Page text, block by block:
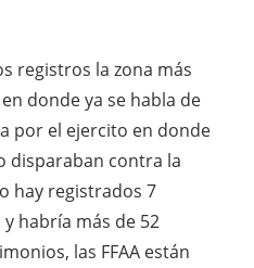
registros la zona más
donde ya se habla de
por el ejercito en donde
disparaban contra la
hay registrados 7
habría más de 52
las FFAA están